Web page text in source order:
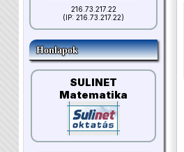
216.73.217.22
(IP: 216.73.217.22)
Honlapok
SULINET
Matematika